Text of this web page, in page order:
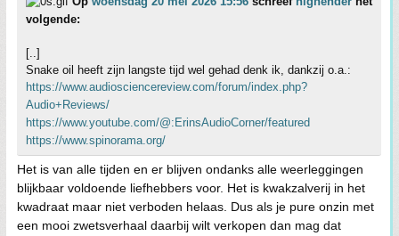
volgende:
[..]
Snake oil heeft zijn langste tijd wel gehad denk ik, dankzij o.a.:
https://www.audiosciencereview.com/forum/index.php?
Audio+Reviews/
https://www.youtube.com/@:ErinsAudioCorner/featured
https://www.spinorama.org/
Het is van alle tijden en er blijven ondanks alle weerleggingen
blijkbaar voldoende liefhebbers voor. Het is kwakzalverij in het
kwadraat maar niet verboden helaas. Dus als je pure onzin met
een mooi zwetsverhaal daarbij wilt verkopen dan mag dat